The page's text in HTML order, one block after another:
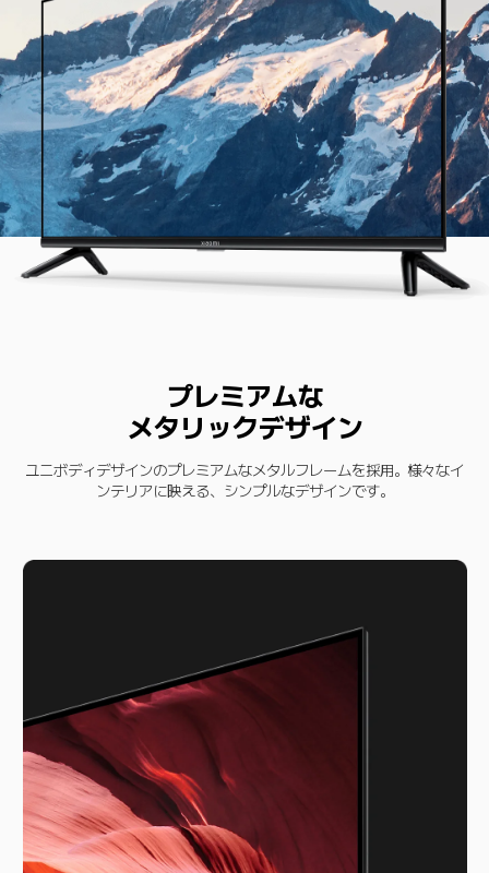
プレミアムな
メタリックデザイン
ユニボディデザインのプレミアムなメタルフレームを採用。様々なイ
ンテリアに映える、シンプルなデザインです。